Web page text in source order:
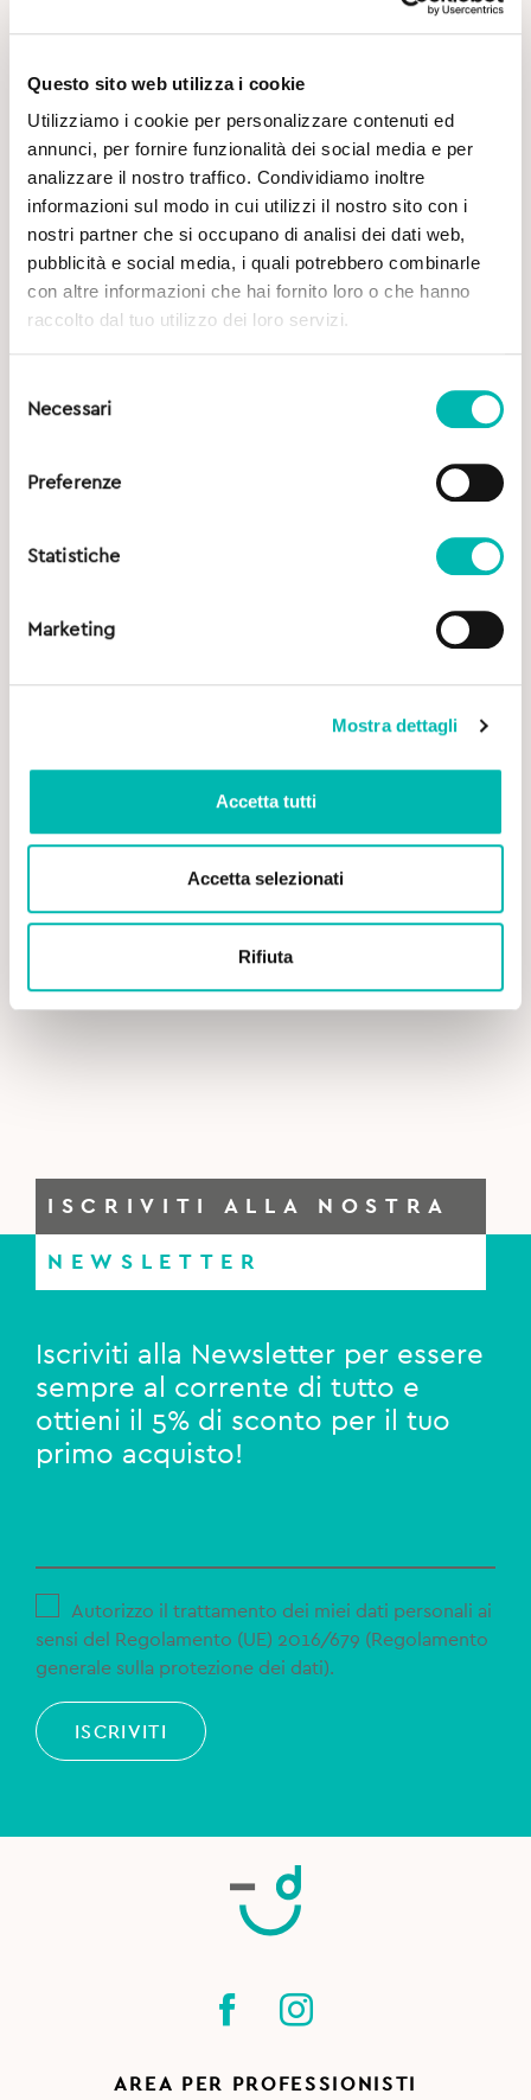
Questo sito web utilizza i cookie
Utilizziamo i cookie per personalizzare contenuti ed
annunci, per fornire funzionalità dei social media e per
analizzare il nostro traffico. Condividiamo inoltre
informazioni sul modo in cui utilizzi il nostro sito con i
nostri partner che si occupano di analisi dei dati web,
pubblicità e social media, i quali potrebbero combinarle
con altre informazioni che hai fornito loro o che hanno
raccolto dal tuo utilizzo dei loro servizi.
delNecessari
Preferenze
Statistiche
Marketing
Mostra dettagli
Accetta tutti
Accetta selezionati
Rifiuta
Potrebbe Interessarti
Geldis Doctor Filo Filo Interdentale Espandibile Lime
e Bergamotto – 30 mt
ISCRIVITI ALLA NOSTRA
NEWSLETTER
Iscriviti alla Newsletter per essere
sempre al corrente di tutto e
ottieni il 5% di sconto per il tuo
primo acquisto!
Autorizzo il trattamento dei miei dati personali ai
sensi del Regolamento (UE) 2016/679 (Regolamento
generale sulla protezione dei dati).
ISCRIVITI
AREA PER PROFESSIONISTI